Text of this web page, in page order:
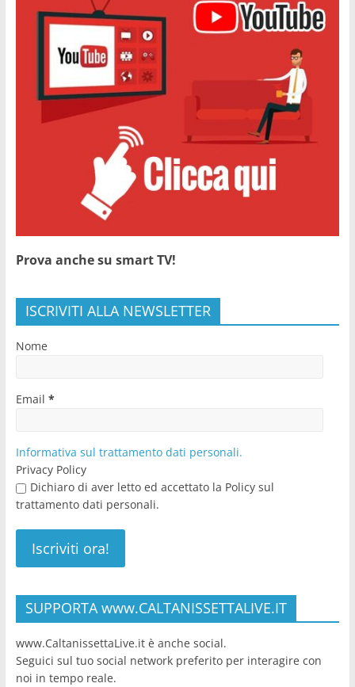
Prova anche su smart TV!
ISCRIVITI ALLA NEWSLETTER
Nome
Email *
Informativa sul trattamento dati personali.
Privacy Policy
Dichiaro di aver letto ed accettato la Policy sul
trattamento dati personali.
SUPPORTA www.CALTANISSETTALIVE.IT
www.CaltanissettaLive.it è anche social.
Seguici sul tuo social network preferito per interagire con
noi in tempo reale.